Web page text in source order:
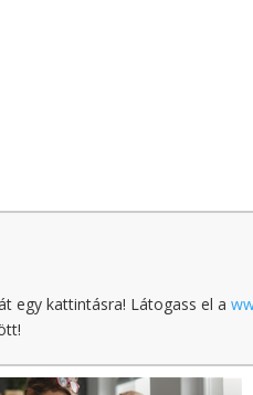
egy kattintásra! Látogass el a